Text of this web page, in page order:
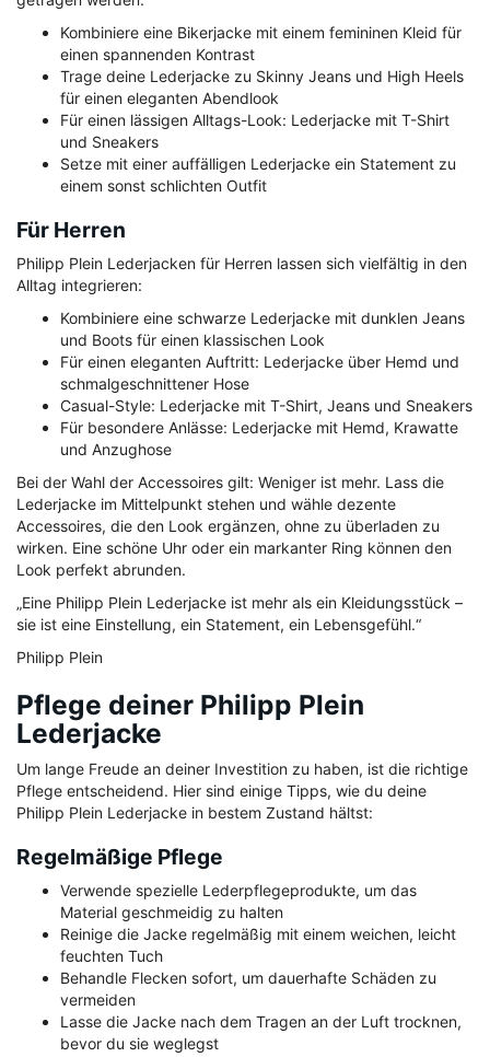
Kombiniere eine Bikerjacke mit einem femininen Kleid für
einen spannenden Kontrast
Trage deine Lederjacke zu Skinny Jeans und High Heels
für einen eleganten Abendlook
Für einen lässigen Alltags-Look: Lederjacke mit T-Shirt
und Sneakers
Setze mit einer auffälligen Lederjacke ein Statement zu
einem sonst schlichten Outfit
Für Herren
Philipp Plein Lederjacken für Herren lassen sich vielfältig in den
Alltag integrieren:
Kombiniere eine schwarze Lederjacke mit dunklen Jeans
und Boots für einen klassischen Look
Für einen eleganten Auftritt: Lederjacke über Hemd und
schmalgeschnittener Hose
Casual-Style: Lederjacke mit T-Shirt, Jeans und Sneakers
Für besondere Anlässe: Lederjacke mit Hemd, Krawatte
und Anzughose
Bei der Wahl der Accessoires gilt: Weniger ist mehr. Lass die
Lederjacke im Mittelpunkt stehen und wähle dezente
Accessoires, die den Look ergänzen, ohne zu überladen zu
wirken. Eine schöne Uhr oder ein markanter Ring können den
Look perfekt abrunden.
„Eine Philipp Plein Lederjacke ist mehr als ein Kleidungsstück –
sie ist eine Einstellung, ein Statement, ein Lebensgefühl.“
Philipp Plein
Pflege deiner Philipp Plein
Lederjacke
Um lange Freude an deiner Investition zu haben, ist die richtige
Pflege entscheidend. Hier sind einige Tipps, wie du deine
Philipp Plein Lederjacke in bestem Zustand hältst:
Regelmäßige Pflege
Verwende spezielle Lederpflegeprodukte, um das
Material geschmeidig zu halten
Reinige die Jacke regelmäßig mit einem weichen, leicht
feuchten Tuch
Behandle Flecken sofort, um dauerhafte Schäden zu
vermeiden
Lasse die Jacke nach dem Tragen an der Luft trocknen,
bevor du sie weglegst